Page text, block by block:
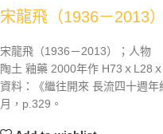
宋龍飛（1936－2013
宋龍飛（1936－2013）；人物
陶土 釉藥 2000年作 H73ｘL28
資料：《繼往開來 長流四十週
月，p.329。